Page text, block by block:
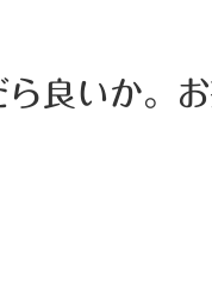
良いか。